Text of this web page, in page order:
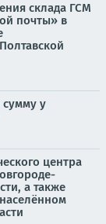
склада ГСМ
почты» в
у
центра
а также